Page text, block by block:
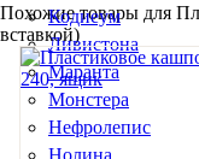
Кодиеум
Ливистона
Маранта
Монстера
Нефролепис
Нолина
Похожие товары для
вставкой)